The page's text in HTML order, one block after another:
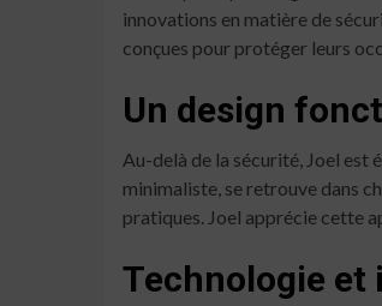
innovations en matière de
conçues pour protéger leurs
Un design
Au-delà de la sécurité, Joel est
minimaliste, se retrouve dans
pratiques. Joel apprécie cette
Technologie et